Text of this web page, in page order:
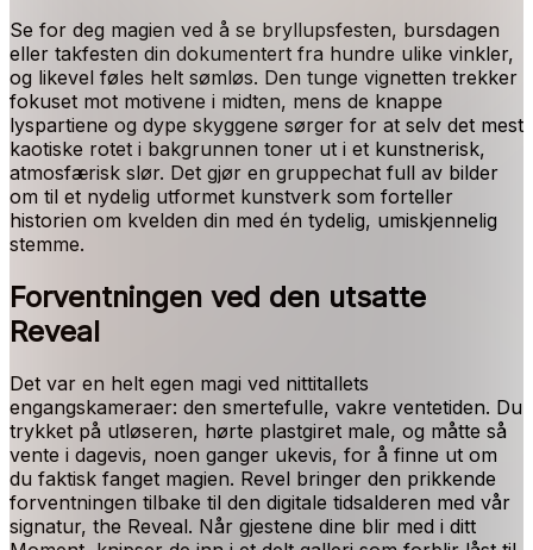
Se for deg magien ved å se bryllupsfesten, bursdagen
eller takfesten din dokumentert fra hundre ulike vinkler,
og likevel føles helt sømløs. Den tunge vignetten trekker
fokuset mot motivene i midten, mens de knappe
lyspartiene og dype skyggene sørger for at selv det mest
kaotiske rotet i bakgrunnen toner ut i et kunstnerisk,
atmosfærisk slør. Det gjør en gruppechat full av bilder
om til et nydelig utformet kunstverk som forteller
historien om kvelden din med én tydelig, umiskjennelig
stemme.
Forventningen ved den utsatte
Reveal
Det var en helt egen magi ved nittitallets
engangskameraer: den smertefulle, vakre ventetiden. Du
trykket på utløseren, hørte plastgiret male, og måtte så
vente i dagevis, noen ganger ukevis, for å finne ut om
du faktisk fanget magien. Revel bringer den prikkende
forventningen tilbake til den digitale tidsalderen med vår
signatur, the Reveal. Når gjestene dine blir med i ditt